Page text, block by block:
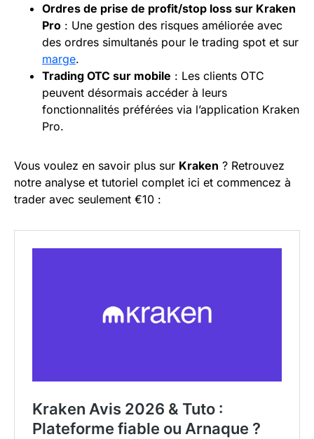
Ordres de prise de profit/stop loss sur Kraken
Pro : Une gestion des risques améliorée avec
des ordres simultanés pour le trading spot et sur
marge.
Trading OTC sur mobile : Les clients OTC
peuvent désormais accéder à leurs
fonctionnalités préférées via l’application Kraken
Pro.
Vous voulez en savoir plus sur Kraken ? Retrouvez
notre analyse et tutoriel complet ici et commencez à
trader avec seulement €10 :